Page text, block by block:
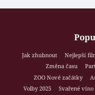
Jak zhubnout Nejlepší
Změna času
ZOO Nové začátky
Volby 2025
Svařené víno